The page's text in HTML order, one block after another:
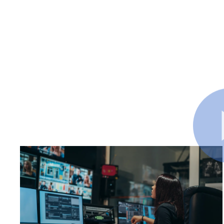
Relaterede indhold